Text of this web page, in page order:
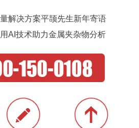
解决方案平颉先生新年寄语
AI技术助力金属夹杂物分析